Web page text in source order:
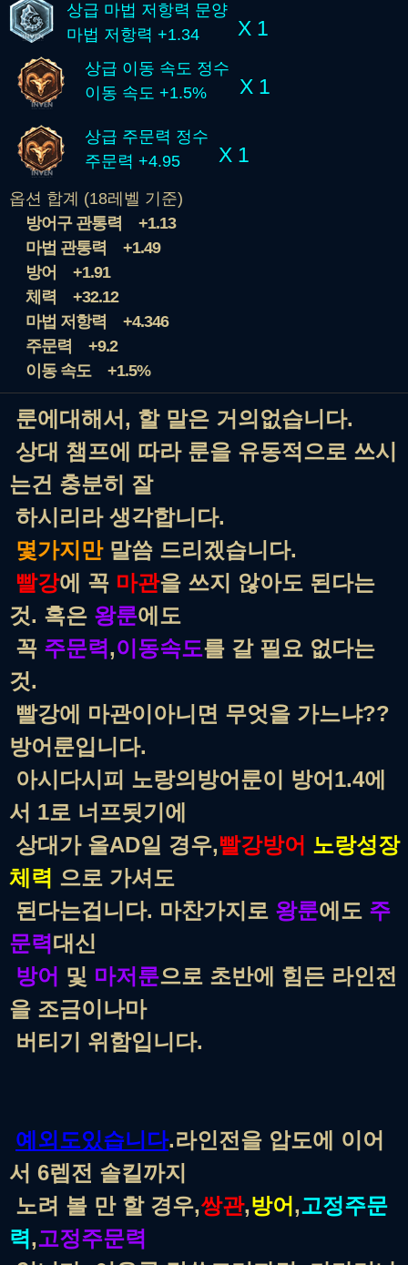
상급 마법 저항력 문양
마법 저항력 +1.34
X 1
상급 이동 속도 정수
이동 속도 +1.5%
X 1
상급 주문력 정수
주문력 +4.95
X 1
옵션 합계 (18레벨 기준)
방어구 관통력
+1.13
마법 관통력
+1.49
방어
+1.91
체력
+32.12
마법 저항력
+4.346
주문력
+9.2
이동 속도
+1.5%
룬에대해서, 할 말은 거의없습니다.
상대 챔프에 따라 룬을 유동적으로 쓰시
는건 충분히 잘
하시리라 생각합니다.
몇가지만말씀 드리겠습니다.
빨강에 꼭 마관을 쓰지 않아도 된다는
것. 혹은 왕룬에도
꼭 주문력,이동속도를 갈 필요 없다는
것.
빨강에 마관이아니면 무엇을 가느냐??
방어룬입니다.
아시다시피 노랑의방어룬이 방어1.4에
서 1로 너프됫기에
상대가 올AD일 경우,빨강방어 노랑성장
체력 으로 가셔도
된다는겁니다. 마찬가지로 왕룬에도 주
문력대신
방어 및 마저룬으로 초반에 힘든 라인전
을 조금이나마
버티기 위함입니다.
예외도있습니다.라인전을 압도에 이어
서 6렙전 솔킬까지
노려 볼 만 할 경우,쌍관,방어 ,고정주문
력,고정주문력